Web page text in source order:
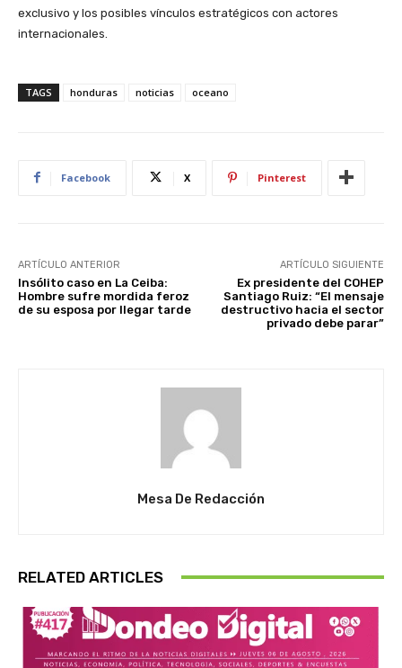
exclusivo y los posibles vínculos estratégicos con actores
internacionales.
TAGS honduras noticias oceano
Facebook X Pinterest
ARTÍCULO ANTERIOR
Insólito caso en La Ceiba:
Hombre sufre mordida feroz
de su esposa por llegar tarde
ARTÍCULO SIGUIENTE
Ex presidente del COHEP
Santiago Ruiz: “El mensaje
destructivo hacia el sector
privado debe parar”
Mesa De Redacción
RELATED ARTICLES